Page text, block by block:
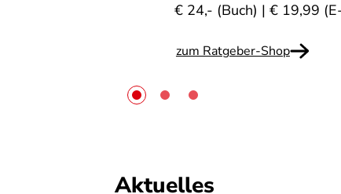
€ 24,- (Buch) | € 19,99
zum Ratgeber-Shop
Aktuelles